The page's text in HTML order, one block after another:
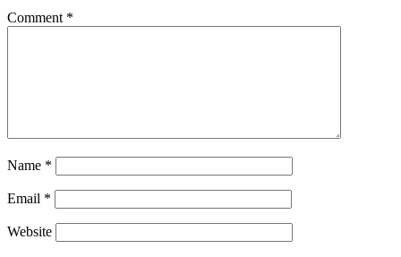
Comment *
Name *
Email *
Website